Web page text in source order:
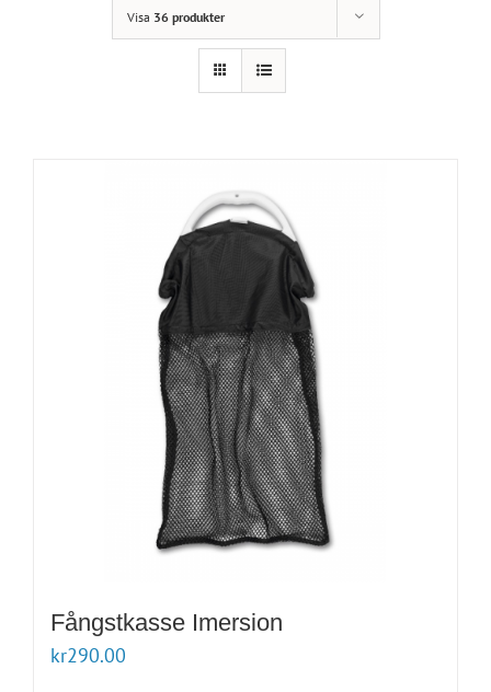
Visa 36 produkter
Fångstkasse Imersion
kr290.00